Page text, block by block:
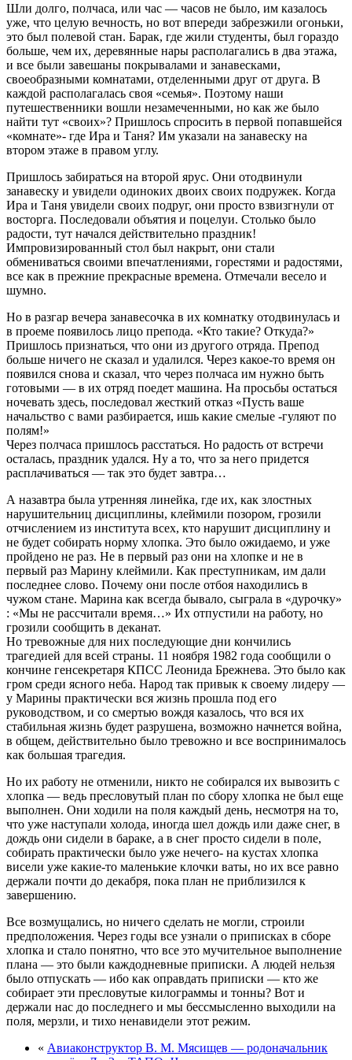
Шли долго, полчаса, или час — часов не было, им казалось
уже, что целую вечность, но вот впереди забрезжили огоньки,
это был полевой стан. Барак, где жили студенты, был гораздо
больше, чем их, деревянные нары располагались в два этажа,
и все были завешаны покрывалами и занавесками,
своеобразными комнатами, отделенными друг от друга. В
каждой располагалась своя «семья». Поэтому наши
путешественники вошли незамеченными, но как же было
найти тут «своих»? Пришлось спросить в первой попавшейся
«комнате»- где Ира и Таня? Им указали на занавеску на
втором этаже в правом углу.
Пришлось забираться на второй ярус. Они отодвинули
занавеску и увидели одиноких двоих своих подружек. Когда
Ира и Таня увидели своих подруг, они просто взвизгнули от
восторга. Последовали объятия и поцелуи. Столько было
радости, тут начался действительно праздник!
Импровизированный стол был накрыт, они стали
обмениваться своими впечатлениями, горестями и радостями,
все как в прежние прекрасные времена. Отмечали весело и
шумно.
Но в разгар вечера занавесочка в их комнатку отодвинулась и
в проеме появилось лицо препода. «Кто такие? Откуда?»
Пришлось признаться, что они из другого отряда. Препод
больше ничего не сказал и удалился. Через какое-то время он
появился снова и сказал, что через полчаса им нужно быть
готовыми — в их отряд поедет машина. На просьбы остаться
ночевать здесь, последовал жесткий отказ «Пусть ваше
начальство с вами разбирается, ишь какие смелые -гуляют по
полям!»
Через полчаса пришлось расстаться. Но радость от встречи
осталась, праздник удался. Ну а то, что за него придется
расплачиваться — так это будет завтра…
А назавтра была утренняя линейка, где их, как злостных
нарушительниц дисциплины, клеймили позором, грозили
отчислением из института всех, кто нарушит дисциплину и
не будет собирать норму хлопка. Это было ожидаемо, и уже
пройдено не раз. Не в первый раз они на хлопке и не в
первый раз Марину клеймили. Как преступникам, им дали
последнее слово. Почему они после отбоя находились в
чужом стане. Марина как всегда бывало, сыграла в «дурочку»
: «Мы не рассчитали время…» Их отпустили на работу, но
грозили сообщить в деканат.
Но тревожные для них последующие дни кончились
трагедией для всей страны. 11 ноября 1982 года сообщили о
кончине генсекретаря КПСС Леонида Брежнева. Это было как
гром среди ясного неба. Народ так привык к своему лидеру —
у Марины практически вся жизнь прошла под его
руководством, и со смертью вождя казалось, что вся их
стабильная жизнь будет разрушена, возможно начнется война,
в общем, действительно было тревожно и все воспринималось
как большая трагедия.
Но их работу не отменили, никто не собирался их вывозить с
хлопка — ведь пресловутый план по сбору хлопка не был еще
выполнен. Они ходили на поля каждый день, несмотря на то,
что уже наступали холода, иногда шел дождь или даже снег, в
дождь они сидели в бараке, а в снег просто сидели в поле,
собирать практически было уже нечего- на кустах хлопка
висели уже какие-то маленькие клочки ваты, но их все равно
держали почти до декабря, пока план не приблизился к
завершению.
Все возмущались, но ничего сделать не могли, строили
предположения. Через годы все узнали о приписках в сборе
хлопка и стало понятно, что все это мучительное выполнение
плана — это были каждодневные приписки. А людей нельзя
было отпускать — ибо как оправдать приписки — кто же
собирает эти пресловутые килограммы и тонны? Вот и
держали нас до последнего и мы бессмысленно выходили на
поля, мерзли, и тихо ненавидели этот режим.
« Авиаконструктор В. М. Мясищев — родоначальник